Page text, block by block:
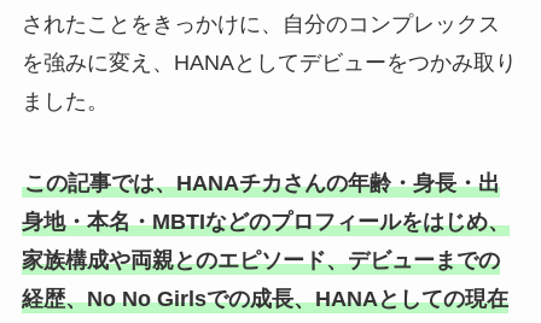
されたことをきっかけに、自分のコンプレックス
を強みに変え、HANAとしてデビューをつかみ取り
ました。
この記事では、HANAチカさんの年齢・身長・出
身地・本名・MBTIなどのプロフィールをはじめ、
家族構成や両親とのエピソード、デビューまでの
経歴、No No Girlsでの成長、HANAとしての現在